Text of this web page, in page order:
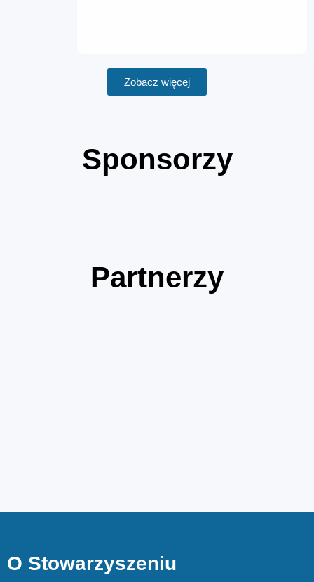
Zobacz więcej
Sponsorzy
Partnerzy
O Stowarzyszeniu